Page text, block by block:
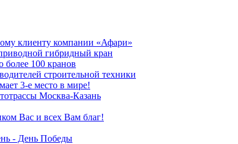
клиенту компании «Афари»
гибридный кран
100 кранов
строительной техники
3-е место в мире!
Москва-Казань
Вас и всех Вам благ!
- День Победы